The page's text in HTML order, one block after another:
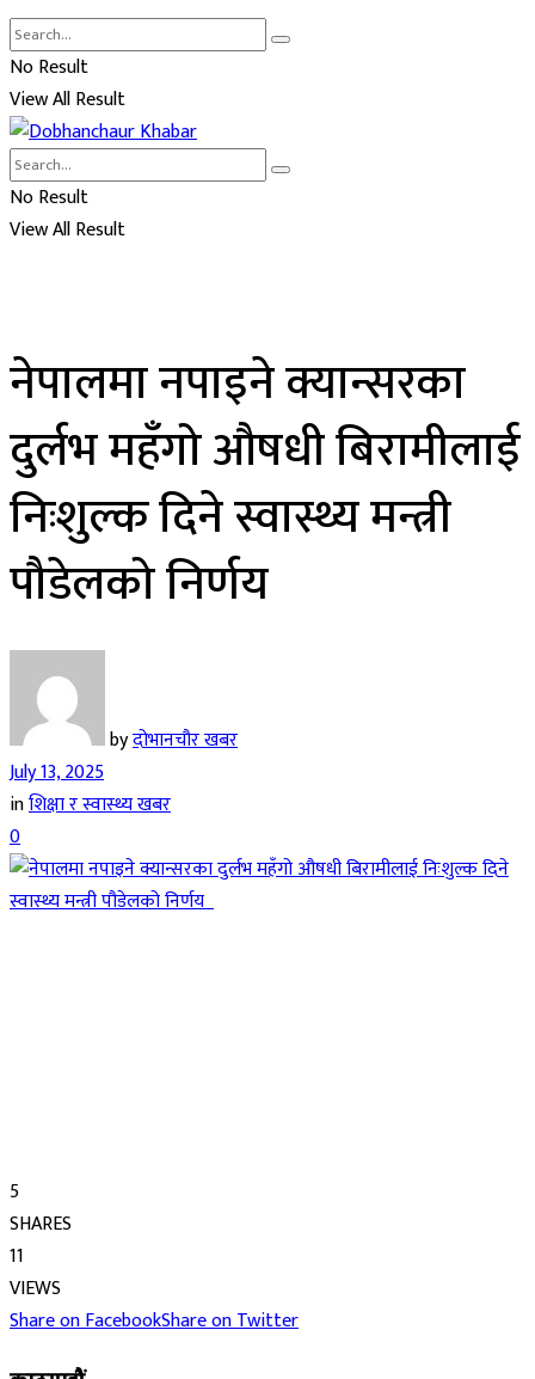
No Result
View All Result
No Result
View All Result
नेपालमा नपाइने क्यान्सरका
दुर्लभ महँगो औषधी बिरामीलाई
निःशुल्क दिने स्वास्थ्य मन्त्री
पौडेलको निर्णय
byदोभानचौर खबर
July 13, 2025
inशिक्षा र स्वास्थ्य खबर
0
5
SHARES
11
VIEWS
Share on FacebookShare on Twitter